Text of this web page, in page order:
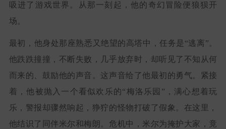
吸进了游戏世界。从那一刻起，他的奇幻冒险便狼狈开
场。
最初，他身处那座熟悉又绝望的高塔中，任务是“逃离”。
他跌跌撞撞，不断失败，几乎放弃时，却听见了不知从何
而来的、鼓励他的声音。这声音给了他最初的勇气。紧接
着，他被抛入一个看似欢乐的“梅洛乐园”，满心想着玩
乐，警报却骤然响起，狰狞的怪物打破了假象。在这里，
他结识了同伴米尔和梅朗。危机中，米尔为掩护大家，竟